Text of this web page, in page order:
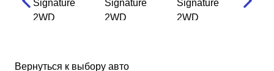
Вернуться к выбору авто